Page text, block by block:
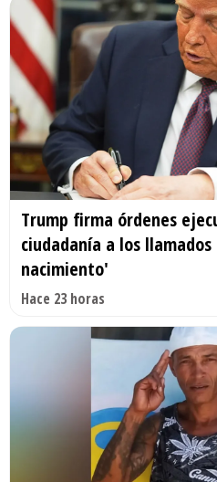
Trump firma órdenes
ciudadanía a los
nacimiento'
Hace 23 horas